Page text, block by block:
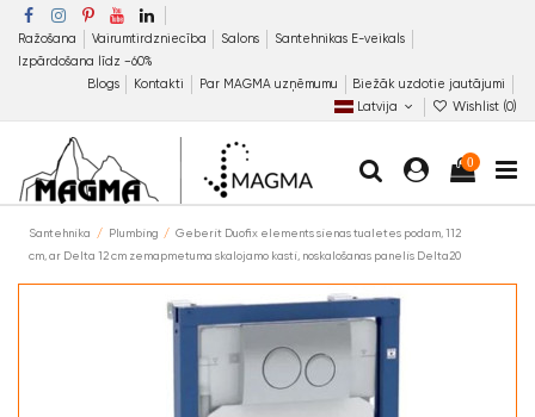
Ražošana Vairumtirdzniecība Salons
Santehnikas E-veikals
Izpārdošana līdz −60%
Blogs
Kontakti Par MAGMA uzņēmumu
Biežāk uzdotie jautājumi
Latvija
Wishlist (0)
0
Santehnika Plumbing
Geberit Duofix elements sienas tualetes podam, 112
cm, ar Delta 12 cm zemapmetuma skalojamo kasti, noskalošanas panelis Delta20